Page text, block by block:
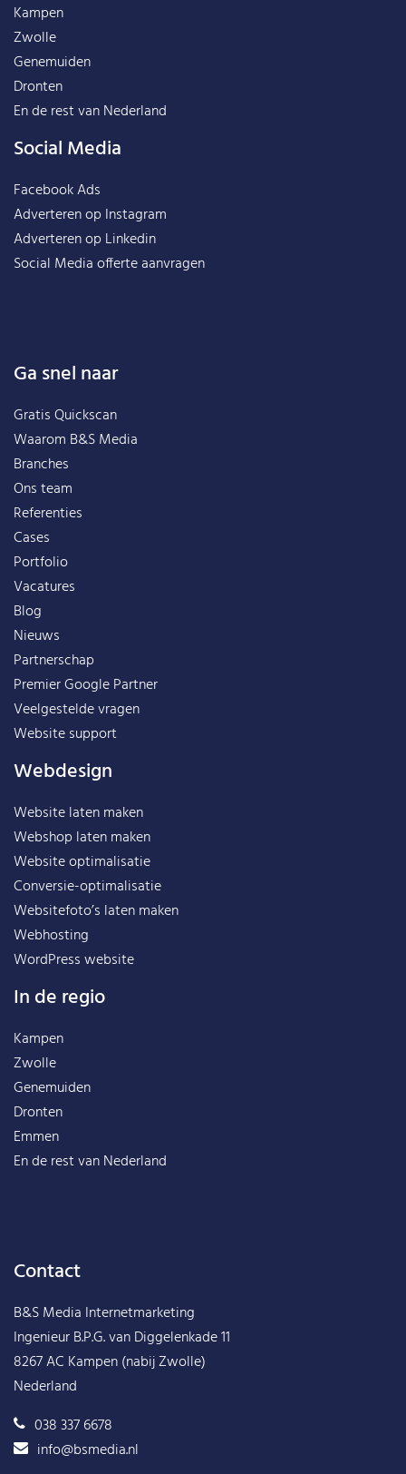
Kampen
Zwolle
Genemuiden
Dronten
En de rest vanNederland
Social Media
Facebook Ads
Adverteren op Instagram
Adverteren op Linkedin
Social Media offerte aanvragen
Ga snel naar
Gratis Quickscan
Waarom B&S Media
Branches
Ons team
Referenties
Cases
Portfolio
Vacatures
Blog
Nieuws
Partnerschap
Premier Google Partner
Veelgestelde vragen
Website support
Webdesign
Website laten maken
Webshop laten maken
Website optimalisatie
Conversie-optimalisatie
Websitefoto’s laten maken
Webhosting
WordPress website
In de regio
Kampen
Zwolle
Genemuiden
Dronten
Emmen
En de rest vanNederland
Contact
B&S Media Internetmarketing
Ingenieur B.P.G. van Diggelenkade 11
8267 AC Kampen (nabij Zwolle)
Nederland
038 337 6678
info@bsmedia.nl